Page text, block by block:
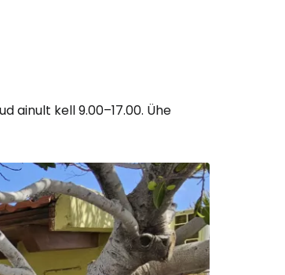
ainult kell 9.00–17.00. Ühe